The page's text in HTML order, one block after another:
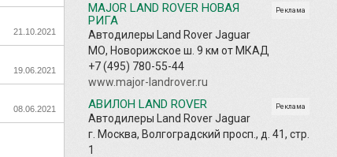
21.10.2021
19.06.2021
08.06.2021
Реклама
MAJOR LAND ROVER НОВАЯ
РИГА
Автодилеры Land Rover Jaguar
МО, Новорижское ш. 9 км от МКАД
+7 (495) 780-55-44
www.major-landrover.ru
Реклама
АВИЛОН LAND ROVER
Автодилеры Land Rover Jaguar
г. Москва, Волгоградский просп., д. 41, стр.
1